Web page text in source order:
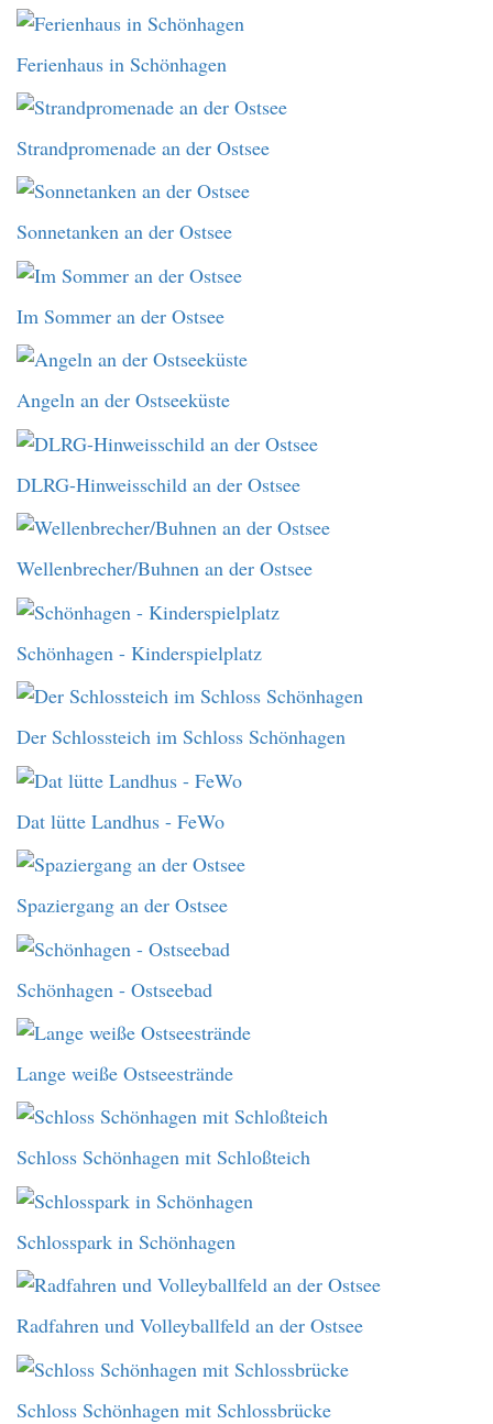
Ferienhaus in Schönhagen
Strandpromenade an der Ostsee
Sonnetanken an der Ostsee
Im Sommer an der Ostsee
Angeln an der Ostseeküste
DLRG-Hinweisschild an der Ostsee
Wellenbrecher/Buhnen an der Ostsee
Schönhagen - Kinderspielplatz
Der Schlossteich im Schloss Schönhagen
Dat lütte Landhus - FeWo
Spaziergang an der Ostsee
Schönhagen - Ostseebad
Lange weiße Ostseestrände
Schloss Schönhagen mit Schloßteich
Schlosspark in Schönhagen
Radfahren und Volleyballfeld an der Ostsee
Schloss Schönhagen mit Schlossbrücke